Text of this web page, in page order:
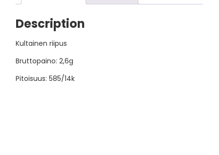
Description
Kultainen riipus
Bruttopaino: 2,6g
Pitoisuus: 585/14k